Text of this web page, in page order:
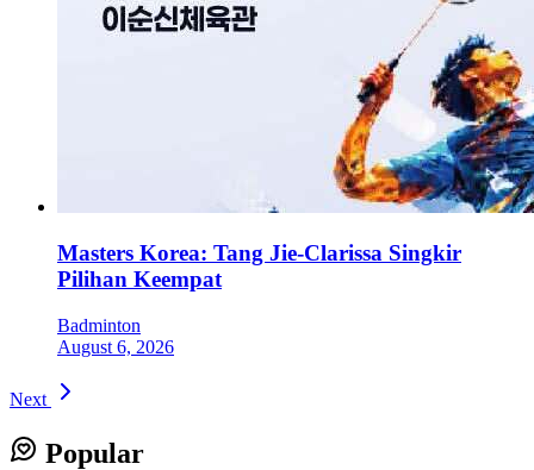
Masters Korea: Tang Jie-Clarissa Singkir
Pilihan Keempat
Badminton
August 6, 2026
Next
Popular